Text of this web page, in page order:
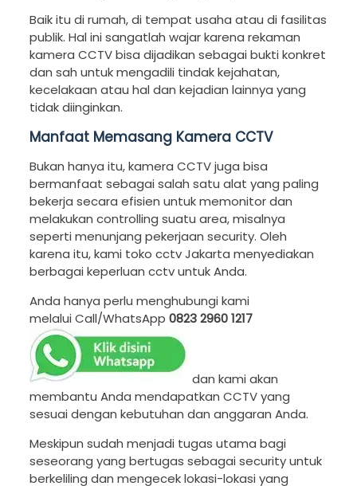
Baik itu di rumah, di tempat usaha atau di fasilitas
publik. Hal ini sangatlah wajar karena rekaman
kamera CCTV bisa dijadikan sebagai bukti konkret
dan sah untuk mengadili tindak kejahatan,
kecelakaan atau hal dan kejadian lainnya yang
tidak diinginkan.
Manfaat Memasang Kamera CCTV
Bukan hanya itu, kamera CCTV juga bisa
bermanfaat sebagai salah satu alat yang paling
bekerja secara efisien untuk memonitor dan
melakukan controlling suatu area, misalnya
seperti menunjang pekerjaan security. Oleh
karena itu, kami toko cctv Jakarta menyediakan
berbagai keperluan cctv untuk Anda.
Anda hanya perlu menghubungi kami
melalui Call/WhatsApp 0823 2960 1217
dan kami akan
membantu Anda mendapatkan CCTV yang
sesuai dengan kebutuhan dan anggaran Anda.
Meskipun sudah menjadi tugas utama bagi
seseorang yang bertugas sebagai security untuk
berkeliling dan mengecek lokasi-lokasi yang